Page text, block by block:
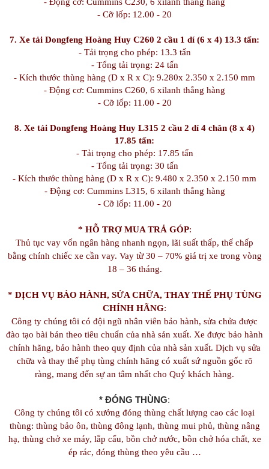
- Cỡ lốp: 12.00 - 20
7. Xe tải Dongfeng Hoàng Huy C260 2 cầu 1 dí (6 x 4) 13.3 tấn:
- Tải trọng cho phép: 13.3 tấn
- Tổng tải trọng: 24 tấn
- Kích thước thùng hàng (D x R x C): 9.280x 2.350 x 2.150 mm
- Động cơ: Cummins C260, 6 xilanh thẳng hàng
- Cỡ lốp: 11.00 - 20
8. Xe tải Dongfeng Hoàng Huy L315 2 cầu 2 dí 4 chân (8 x 4)
17.85 tấn:
- Tải trọng cho phép: 17.85 tấn
- Tổng tải trọng: 30 tấn
- Kích thước thùng hàng (D x R x C): 9.480 x 2.350 x 2.150 mm
- Động cơ: Cummins L315, 6 xilanh thẳng hàng
- Cỡ lốp: 11.00 - 20​
* HỖ TRỢ MUA TRẢ GÓP:
Thủ tục vay vốn ngân hàng nhanh ngọn, lãi suất thấp, thế chấp
bằng chính chiếc xe cần vay. Vay từ 30 – 70% giá trị xe trong vòng
18 – 36 tháng.
* DỊCH VỤ BẢO HÀNH, SỬA CHỮA, THAY THẾ PHỤ TÙNG
CHÍNH HÃNG:
Công ty chúng tôi có đội ngũ nhân viên bảo hành, sửa chửa được
đào tạo bài bản theo tiêu chuẩn của nhà sản xuất. Xe được bảo hành
chính hãng, bảo hành theo quy định của nhà sản xuất. Dịch vụ sửa
chữa và thay thế phụ tùng chính hãng có xuất sứ nguồn gốc rõ
ràng, mang đến sự an tâm nhất cho Quý khách hàng.
* ĐÓNG THÙNG:
Công ty chúng tôi có xưởng đóng thùng chất lượng cao các loại
thùng: thùng bảo ôn, thùng đông lạnh, thùng mui phủ, thùng nâng
hạ, thùng chở xe máy, lắp cẩu, bồn chở nước, bồn chở hóa chất, xe
ép rác, đóng thùng theo yêu cầu …